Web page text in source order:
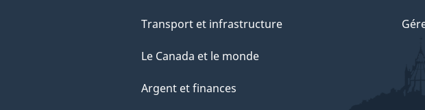
Transport et infrastructure
Le Canada et le monde
Argent et finances